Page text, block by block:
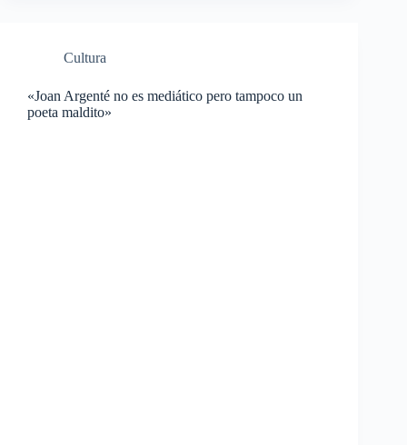
Cultura
«Joan Argenté no es mediático pero tampoco un
poeta maldito»